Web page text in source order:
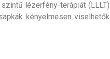
lézerfény-terápiát (LLLT)
kényelmesen viselhetők